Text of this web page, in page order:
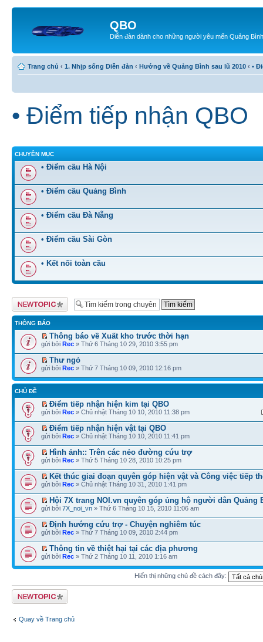
QBO
Diễn đàn dành cho những người yêu mến Quảng Bình
Trang chủ ‹ 1. Nhịp sống Diễn đàn ‹ Hướng về Quảng Bình sau lũ 2010 ‹ •
• Điểm tiếp nhận QBO
CHUYÊN MỤC
• Điểm cầu Hà Nội
• Điểm cầu Quảng Bình
• Điểm cầu Đà Nẵng
• Điểm cầu Sài Gòn
• Kết nối toàn cầu
Tạo chủ đề mới
THÔNG BÁO
Thông báo về Xuất kho trước thời hạn
gửi bởi Rec » Thứ 6 Tháng 10 29, 2010 3:55 pm
Thư ngỏ
gửi bởi Rec » Thứ 7 Tháng 10 09, 2010 12:16 pm
CHỦ ĐỀ
Điểm tiếp nhận hiện kim tại QBO
gửi bởi Rec » Chủ nhật Tháng 10 10, 2010 11:38 pm
Điểm tiếp nhận hiện vật tại QBO
gửi bởi Rec » Chủ nhật Tháng 10 10, 2010 11:41 pm
Hình ảnh:: Trên các nẻo đường cứu trợ
gửi bởi Rec » Thứ 5 Tháng 10 28, 2010 10:25 pm
Kết thúc giai đoạn quyên góp hiện vật và Công việc tiếp
gửi bởi Rec » Chủ nhật Tháng 10 31, 2010 1:41 pm
Hội 7X trang NOI.vn quyên góp ủng hộ người dân Quảng
gửi bởi 7X_noi_vn » Thứ 6 Tháng 10 15, 2010 11:06 am
Định hướng cứu trợ - Chuyện nghiêm túc
gửi bởi Rec » Thứ 7 Tháng 10 09, 2010 2:44 pm
Thông tin về thiệt hại tại các địa phương
gửi bởi Rec » Thứ 2 Tháng 10 11, 2010 1:16 am
Hiển thị những chủ đề cách đây:
Tạo chủ đề mới
Quay về Trang chủ